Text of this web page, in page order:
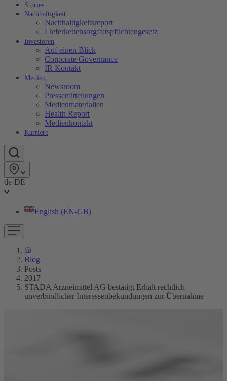
Stories
Nachhaltigkeit
Nachhaltigkeitsreport
Lieferkettensorgfaltspflichtengesetz
Investoren
Auf einen Blick
Corporate Governance
IR Kontakt
Medien
Newsroom
Pressemitteilungen
Medienmaterialien
Health Report
Medienkontakt
Karriere
de-DE
English (EN-GB)
Blog
Posts
2017
STADA Arzneimittel AG bestätigt Erhalt rechtlich
unverbindlicher Interessenbekundungen zur Übernahme